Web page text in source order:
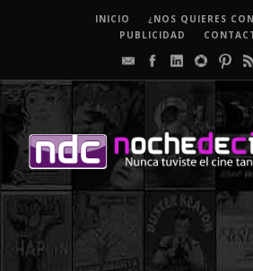
INICIO
¿NOS QUIERES
PUBLICIDAD